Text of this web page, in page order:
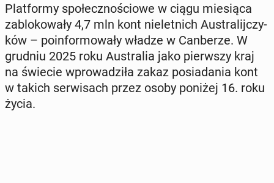
Plat­for­my spo­łecz­no­ścio­we w ciągu mie­sią­ca
za­blo­ko­wa­ły 4,7 mln kont nie­let­nich Au­stra­lij­czy­
ków – po­in­for­mo­wa­ły władze w Can­be­rze. W
grudniu 2025 roku Au­stra­lia jako pierw­szy kraj
na świecie wpro­wa­dzi­ła zakaz po­sia­da­nia kont
w takich ser­wi­sach przez osoby poniżej 16. roku
życia.